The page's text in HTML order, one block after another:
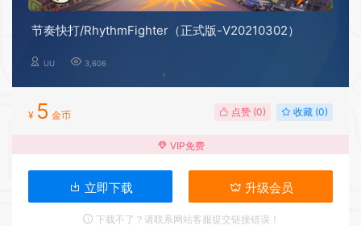
节奏快打/RhythmFighter（正式版-V20210302）
UU 3,606
¥ 5 金币 点赞 (0) 收藏 (0)
VIP免费
立即下载 升级会员
下载不了？请联系网站客服提交链接错误！